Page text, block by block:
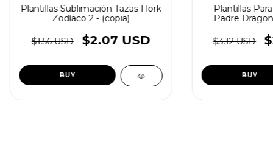
Plantillas Sublimación Tazas Flork
Zodíaco 2 - (copia)
$1.56 USD $2.07 USD
Plantillas
Padre
(copia) - (copia)
(copia) -
$3.12 USD